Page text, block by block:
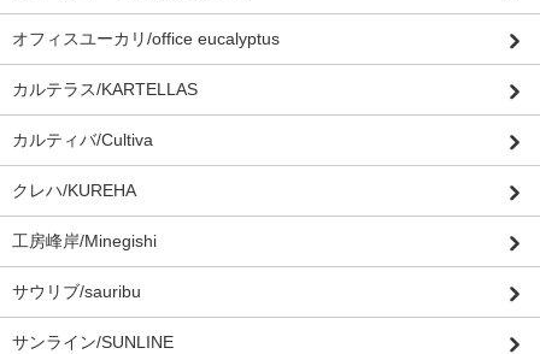
オフィスユーカリ/office eucalyptus
カルテラス/KARTELLAS
カルティバ/Cultiva
クレハ/KUREHA
工房峰岸/Minegishi
サウリブ/sauribu
サンライン/SUNLINE